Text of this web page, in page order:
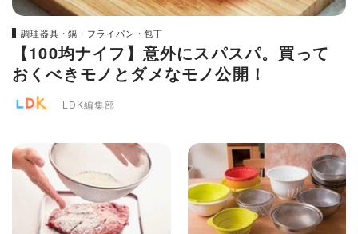
調理器具・鍋・フライパン・包丁
【100均ナイフ】意外にスパスパ。買って
おくべきモノとダメなモノ公開！
LDK編集部